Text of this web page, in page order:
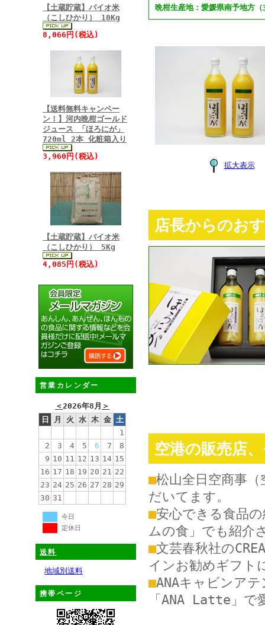
【土蔵貯蔵】バイオ米
（こしひかり） 10Kg
8,066円(税込)
【送料無料キャンペー
ン！】河内晩柑ゴールド
ジュース 「ほろにが」
720ml 2本 化粧箱入り
3,960円(税込)
【土蔵貯蔵】バイオ米
（こしひかり） 5Kg
4,085円(税込)
営業カレンダー
＜2026年8月 ＞
日
月 火 水 木 金 土
1
2
3 4 5 6 7
8
9 10 11 12 13 14 15
16 17 18 19 20 21 22
23 24 25 26 27 28 29
30 31
今日
定休日
送料
地域別送料
携帯ページ
晩柑生産地：愛媛県南予地方
拡大表示
店長からのお
空港の販売店
■松山全日空商事
だいてます。
■安心できる食品
ムの食」でも紹介
■文芸春秋社の
インお勧めギフト
■ANAキャビンア
「ANA Latte」で